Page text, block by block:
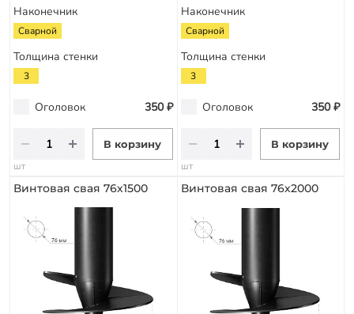
Наконечник
Сварной
Толщина стенки
3
Оголовок 350 ₽
В корзину
шт
Наконечник
Сварной
Толщина стенки
3
Оголовок 350 ₽
В корзину
шт
Винтовая свая 76х1500 Винтовая свая 76х2000